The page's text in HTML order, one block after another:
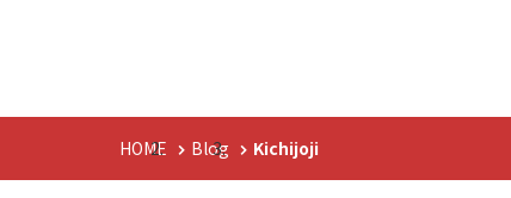
HOME Blog Kichijoji